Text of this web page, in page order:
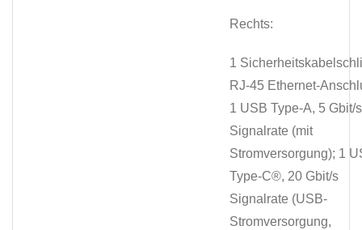
Rechts:
1
RJ-45 Ethernet-
1 USB Type-A, 5 Gbit/s
Signalrate (mit
Stromversorgung); 1
Type-C®, 20 Gbit/s
Signalrate (USB-
Stromversorgung,